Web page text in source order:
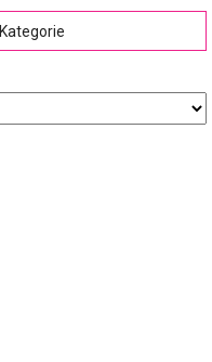
Kategorie